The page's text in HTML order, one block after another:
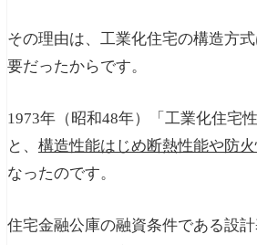
その理由は、工業化住宅の構造方
要だったからです。
1973年（昭和48年）「工業化住宅
と、 構造性能はじめ断熱性能や防
なったのです。
住宅金融公庫の融資条件である設